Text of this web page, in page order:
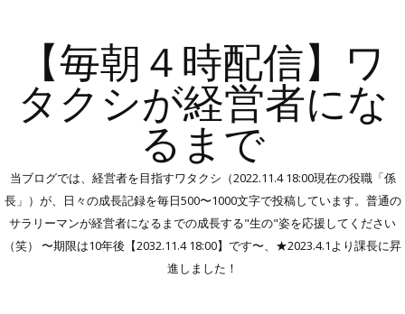
【毎朝４時配信】ワ
タクシが経営者にな
るまで
当ブログでは、経営者を目指すワタクシ（2022.11.4 18:00現在の役職「係
長」）が、日々の成長記録を毎日500〜1000文字で投稿しています。普通の
サラリーマンが経営者になるまでの成長する"生の"姿を応援してください
（笑） 〜期限は10年後【2032.11.4 18:00】です〜、★2023.4.1より課長に昇
進しました！